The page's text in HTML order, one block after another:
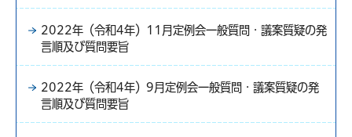
2022年（令和4年）11月定例会一般質問・議案質疑の発
言順及び質問要旨
2022年（令和4年）9月定例会一般質問・議案質疑の発
言順及び質問要旨